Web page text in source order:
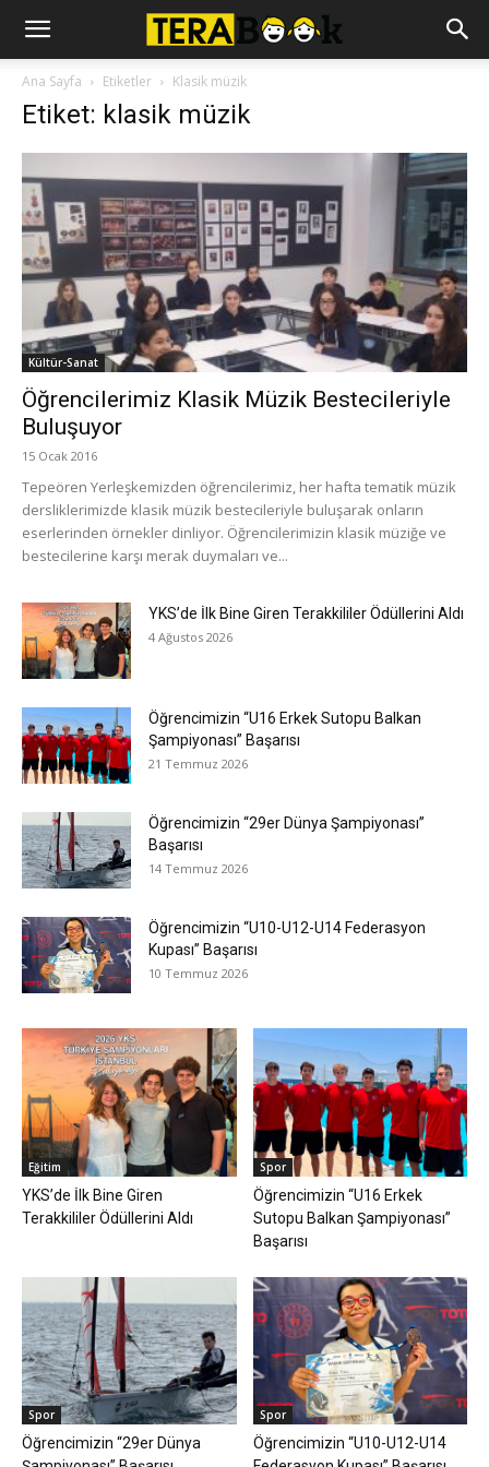
Ana Sayfa Etiketler Klasik müzik
Etiket: klasik müzik
Kültür-Sanat
Öğrencilerimiz Klasik Müzik Bestecileriyle
Buluşuyor
15 Ocak 2016
Tepeören Yerleşkemizden öğrencilerimiz, her hafta tematik müzik
dersliklerimizde klasik müzik bestecileriyle buluşarak onların
eserlerinden örnekler dinliyor. Öğrencilerimizin klasik müziğe ve
bestecilerine karşı merak duymaları ve...
YKS’de İlk Bine Giren Terakkililer Ödüllerini Aldı
4 Ağustos 2026
Öğrencimizin “U16 Erkek Sutopu Balkan
Şampiyonası” Başarısı
21 Temmuz 2026
Öğrencimizin “29er Dünya Şampiyonası”
Başarısı
14 Temmuz 2026
Öğrencimizin “U10-U12-U14 Federasyon
Kupası” Başarısı
10 Temmuz 2026
Eğitim
YKS’de İlk Bine Giren
Terakkililer Ödüllerini Aldı
Spor
Öğrencimizin “U16 Erkek
Sutopu Balkan Şampiyonası”
Başarısı
Spor
Öğrencimizin “29er Dünya
Spor
Öğrencimizin “U10-U12-U14